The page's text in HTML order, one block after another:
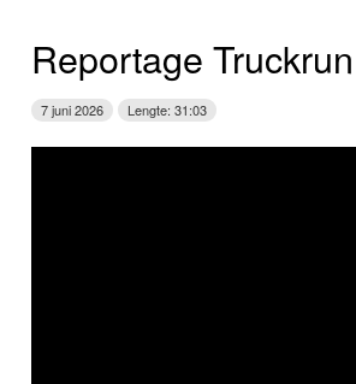
Reportage
7 juni 2026 Lengte: 31:03